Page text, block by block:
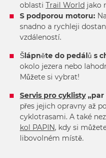
oblasti Trail World jako
S podporou motoru:
snadno a rychleji
vzdáleností.
Šlápněte do pedálů s
okolo jezera nebo
Můžete si vybrat!
Servis pro cyklisty„par
přes jejich opravny až
cyklotrasami. A také
kol PAPIN, kdy si
libovolném místě.